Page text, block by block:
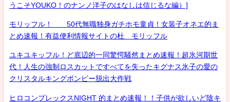
うこそYOUKO！のナンノ洋子のはなしは信じるな編）]
モリッフル！ 50代無職独身ガチホモ童貞！女装子オネエ的ま
とめ速報！有益便利情報サイトの杜 モリッフル
ユキユキッフル！ど底辺的一同驚愕騒然まとめ速報！超氷河期世
代！人生の強制ロスカットですべてを失ったキグナス氷子の愛の
クリスタルキングボンビー脱出大作戦
ヒロコンプレックスNIGHT 的まとめ速報！！子供が欲しいど陰キ